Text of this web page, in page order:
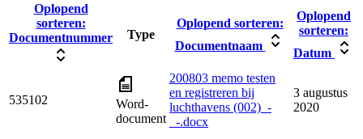
Oplopend
sorteren:
Documentnummer
Type
Oplopend sorteren:
Documentnaam
Oplopend
sorteren:
Datum
535102
Word-
document
200803 memo testen
en registreren bij
luchthavens (002)_-
_-.docx
3 augustus
2020